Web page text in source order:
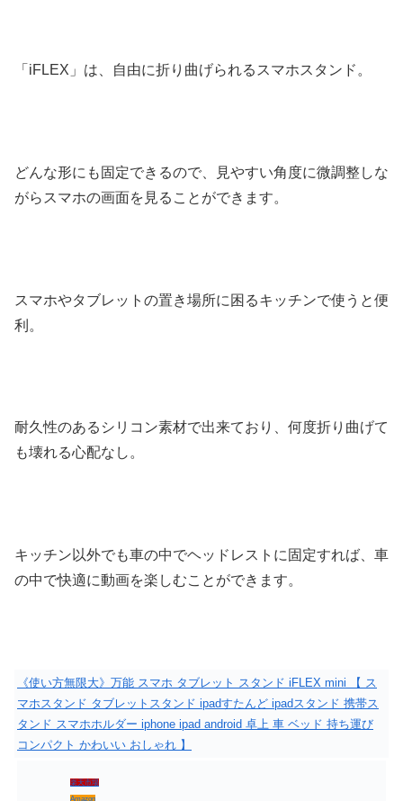
「iFLEX」は、自由に折り曲げられるスマホスタンド。
どんな形にも固定できるので、見やすい角度に微調整しな
がらスマホの画面を見ることができます。
スマホやタブレットの置き場所に困るキッチンで使うと便
利。
耐久性のあるシリコン素材で出来ており、何度折り曲げて
も壊れる心配なし。
キッチン以外でも車の中でヘッドレストに固定すれば、車
の中で快適に動画を楽しむことができます。
《使い方無限大》万能 スマホ タブレット スタンド iFLEX mini 【 ス
マホスタンド タブレットスタンド ipadすたんど ipadスタンド 携帯ス
タンド スマホホルダー iphone ipad android 卓上 車 ベッド 持ち運び
コンパクト かわいい おしゃれ 】
楽天市場
Amazon